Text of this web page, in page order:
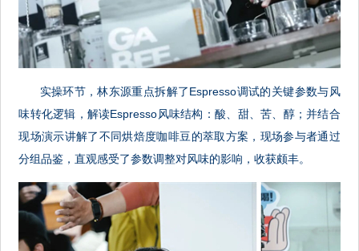
实操环节，林东源重点拆解了Espresso调试的关键参数与风
味转化逻辑，解读Espresso风味结构：酸、甜、苦、醇；并结合
现场演示讲解了不同烘焙度咖啡豆的萃取方案，现场参与者通过
分组品鉴，直观感受了参数调整对风味的影响，收获颇丰。